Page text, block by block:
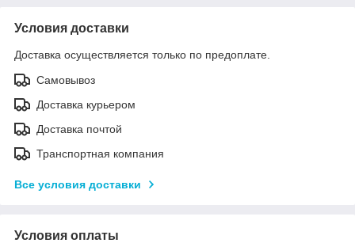
Условия доставки
Доставка осуществляется только по предоплате.
Самовывоз
Доставка курьером
Доставка почтой
Транспортная компания
Все условия доставки
Условия оплаты